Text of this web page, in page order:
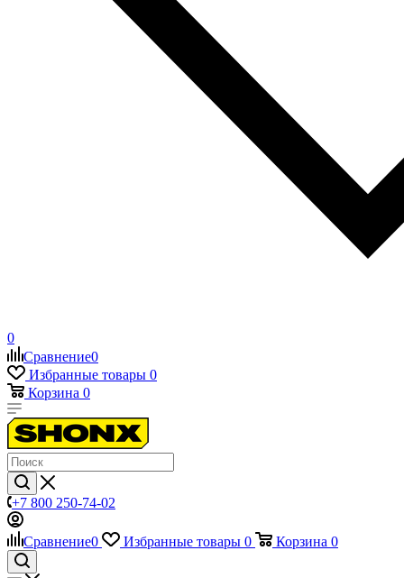
0
Сравнение0
Избранные товары 0
Корзина 0
+7 800 250-74-02
Сравнение0 Избранные товары 0 Корзина 0